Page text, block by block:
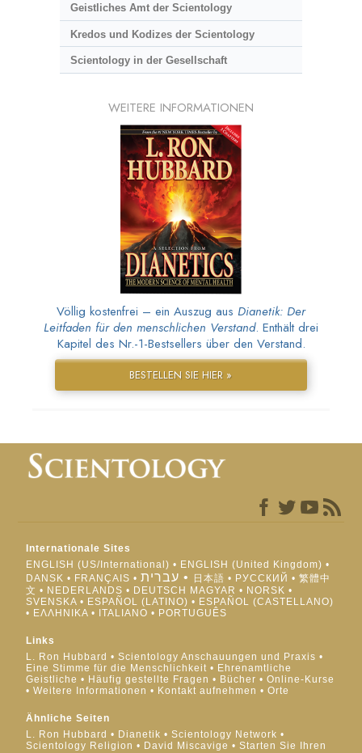
Geistliches Amt der Scientology
Kredos und Kodizes der Scientology
Scientology in der Gesellschaft
WEITERE INFORMATIONEN
Völlig kostenfrei – ein Auszug aus Dianetik: Der
Leitfaden für den menschlichen Verstand. Enthält drei
Kapitel des Nr.-1-Bestsellers über den Verstand.
BESTELLEN SIE HIER »
Internationale Sites
ENGLISH (US/International)
ENGLISH (United Kingdom)
DANSK
FRANÇAIS עברית 日本語 РУССКИЙ
繁體中
文
NEDERLANDS DEUTSCH MAGYAR
NORSK
SVENSKA
ESPAÑOL (LATINO)
ESPAÑOL (CASTELLANO)
ΕΛΛΗΝΙΚA
ITALIANO PORTUGUÊS
Links
L. Ron Hubbard
Scientology Anschauungen und Praxis
Eine Stimme für die Menschlichkeit
Ehrenamtliche
Geistliche
Häufig gestellte Fragen Bücher
Online-Kurse
Weitere Informationen
Kontakt aufnehmen Orte
Ähnliche Seiten
L. Ron Hubbard
Dianetik
Scientology Network
Scientology Religion
David Miscavige
Starten Sie Ihren